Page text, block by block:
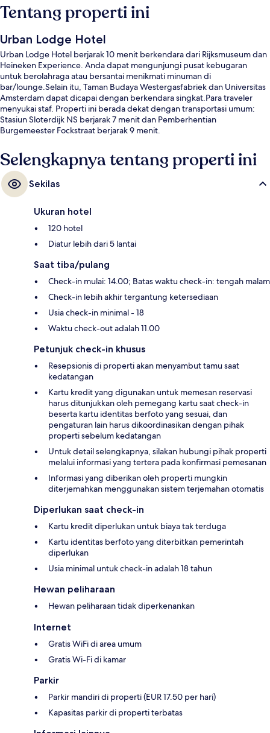
Tentang properti ini
Urban Lodge Hotel
Urban Lodge Hotel berjarak 10 menit berkendara dari Rijksmuseum dan
Heineken Experience. Anda dapat mengunjungi pusat kebugaran
untuk berolahraga atau bersantai menikmati minuman di
bar/lounge.Selain itu, Taman Budaya Westergasfabriek dan Universitas
Amsterdam dapat dicapai dengan berkendara singkat.Para traveler
menyukai staf. Properti ini berada dekat dengan transportasi umum:
Stasiun Sloterdijk NS berjarak 7 menit dan Pemberhentian
Burgemeester Fockstraat berjarak 9 menit.
Selengkapnya tentang properti ini
Sekilas
Ukuran hotel
120 hotel
Diatur lebih dari 5 lantai
Saat tiba/pulang
Check-in mulai: 14.00; Batas waktu check-in: tengah malam
Check-in lebih akhir tergantung ketersediaan
Usia check-in minimal - 18
Waktu check-out adalah 11.00
Petunjuk check-in khusus
Resepsionis di properti akan menyambut tamu saat
kedatangan
Kartu kredit yang digunakan untuk memesan reservasi
harus ditunjukkan oleh pemegang kartu saat check-in
beserta kartu identitas berfoto yang sesuai, dan
pengaturan lain harus dikoordinasikan dengan pihak
properti sebelum kedatangan
Untuk detail selengkapnya, silakan hubungi pihak properti
melalui informasi yang tertera pada konfirmasi pemesanan
Informasi yang diberikan oleh properti mungkin
diterjemahkan menggunakan sistem terjemahan otomatis
Diperlukan saat check-in
Kartu kredit diperlukan untuk biaya tak terduga
Kartu identitas berfoto yang diterbitkan pemerintah
diperlukan
Usia minimal untuk check-in adalah 18 tahun
Hewan peliharaan
Hewan peliharaan tidak diperkenankan
Internet
Gratis WiFi di area umum
Gratis Wi-Fi di kamar
Parkir
Parkir mandiri di properti (EUR 17.50 per hari)
Kapasitas parkir di properti terbatas